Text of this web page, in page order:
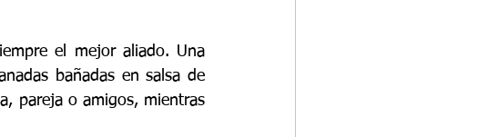
el mejor aliado. Una
bañadas en salsa de
pareja o amigos, mientras